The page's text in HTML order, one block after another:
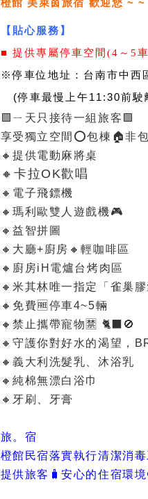
橙館 美萊茵旅宿 歡迎您 ~ ~
【貼心服務】
■ 提供專屬停車空間(4～5車
※停車位地址：台南市中西
(停車最慢上午11:30前駛
🟩ㄧ天只接待一組旅客🟩
享受獨立空間⭕️包棟🏠非
🔸提供電動麻將桌
🔸卡拉OK歡唱
🔸電子飛鏢機
🔸瑪利歐雙人遊戲機🎮
🔸益智拼圖
🔸大廳+廚房🔸輕咖啡區
🔸廚房iH電爐台烤肉區
🔸米其林唯一指定「雀巢膠
🔸免費🆓停車4~5輛
🔸禁止攜帶寵物🈲️ 🐈‍⬛️🚫
🔸守護你對好水的渴望，
🔸義大利洗髮乳、沐浴乳
🔸純棉無漂白浴巾
🔸牙刷、牙膏
旅。宿
橙館民宿落實執行清潔消
提供旅客🧳安心的住宿環